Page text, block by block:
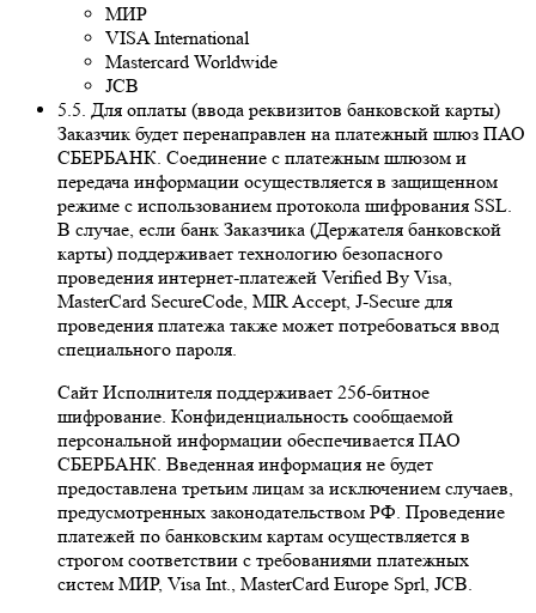
МИР
VISA International
Mastercard Worldwide
JCB
5.5. Для оплаты (ввода реквизитов банковской карты)
Заказчик будет перенаправлен на платежный шлюз ПАО
СБЕРБАНК. Соединение с платежным шлюзом и
передача информации осуществляется в защищенном
режиме с использованием протокола шифрования SSL.
В случае, если банк Заказчика (Держателя банковской
карты) поддерживает технологию безопасного
проведения интернет-платежей Veriﬁed By Visa,
MasterCard SecureCode, MIR Accept, J-Secure для
проведения платежа также может потребоваться ввод
специального пароля.
Сайт Исполнителя поддерживает 256-битное
шифрование. Конфиденциальность сообщаемой
персональной информации обеспечивается ПАО
СБЕРБАНК. Введенная информация не будет
предоставлена третьим лицам за исключением случаев,
предусмотренных законодательством РФ. Проведение
платежей по банковским картам осуществляется в
строгом соответствии с требованиями платежных
систем МИР, Visa Int., MasterCard Europe Sprl, JCB.